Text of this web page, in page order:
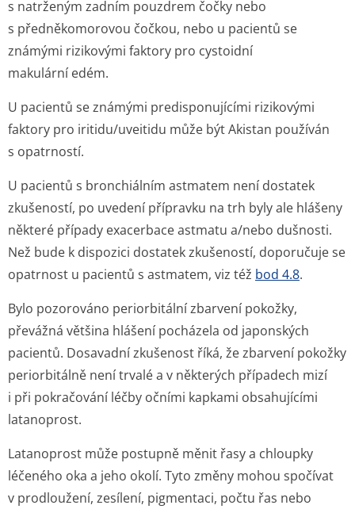
s natrženým zadním pouzdrem čočky nebo
s předněkomorovou čočkou, nebo u pacientů se
známými rizikovými faktory pro cystoidní
makulární edém.
U pacientů se známými predisponujícími rizikovými
faktory pro iritidu/uveitidu může být Akistan používán
s opatrností.
U pacientů s bronchiálním astmatem není dostatek
zkušeností, po uvedení přípravku na trh byly ale hlášeny
některé případy exacerbace astmatu a/nebo dušnosti.
Než bude k dispozici dostatek zkušeností, doporučuje se
opatrnost u pacientů s astmatem, viz též bod 4.8.
Bylo pozorováno periorbitální zbarvení pokožky,
převážná většina hlášení pocházela od japonských
pacientů. Dosavadní zkušenost říká, že zbarvení pokožky
periorbitálně není trvalé a v některých případech mizí
i při pokračování léčby očními kapkami obsahujícími
latanoprost.
Latanoprost může postupně měnit řasy a chloupky
léčeného oka a jeho okolí. Tyto změny mohou spočívat
v prodloužení, zesílení, pigmentaci, počtu řas nebo